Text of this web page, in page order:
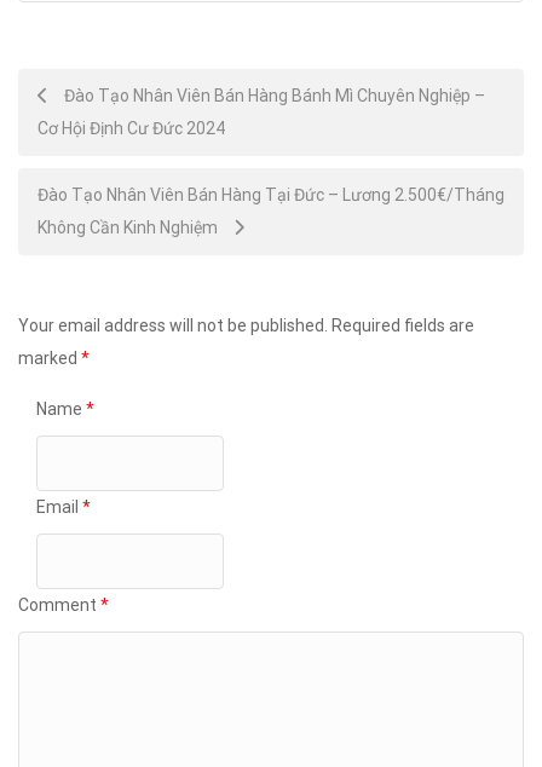
Post
navigation
Đào Tạo Nhân Viên Bán Hàng Bánh Mì Chuyên Nghiệp –
Cơ Hội Định Cư Đức 2024
Đào Tạo Nhân Viên Bán Hàng Tại Đức – Lương 2.500€/Tháng
Không Cần Kinh Nghiệm
Your email address will not be published.
Required fields are
marked *
Name *
Email *
Comment *